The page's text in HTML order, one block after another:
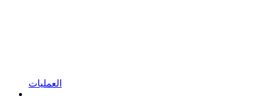
العمليات